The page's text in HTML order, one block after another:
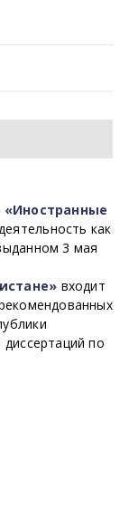
«Иностранные
как
3 мая
входит
по